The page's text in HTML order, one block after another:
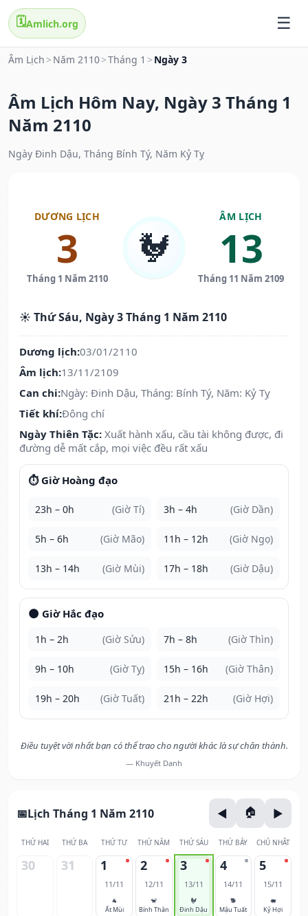
🗓️Amlich.org
Âm Lịch > Năm 2110>Tháng 1 > Ngày 3
Âm Lịch Hôm Nay, Ngày 3 Tháng 1
Năm 2110
Ngày Đinh Dậu, Tháng Bính Tý, Năm Kỷ Tỵ
DƯƠNG LỊCH
3
Tháng 1 Năm 2110
🐓
ÂM LỊCH
13
Tháng 11 Năm 2109
☀️ Thứ Sáu, Ngày 3 Tháng 1 Năm 2110
Dương lịch:03/01/2110
Âm lịch:13/11/2109
Can chi:Ngày: Đinh Dậu, Tháng: Bính Tý, Năm: Kỷ Tỵ
Tiết khí:Đông chí
Ngày Thiên Tặc: Xuất hành xấu, cầu tài không được, đi
đường dễ mất cắp, mọi việc đều rất xấu
⏱️ Giờ Hoàng đạo
23h – 0h (Giờ Tí) 3h – 4h (Giờ Dần)
5h – 6h (Giờ Mão) 11h – 12h (Giờ Ngọ)
13h – 14h (Giờ Mùi) 17h – 18h (Giờ Dậu)
🌑 Giờ Hắc đạo
1h – 2h (Giờ Sửu) 7h – 8h (Giờ Thìn)
9h – 10h (Giờ Tỵ) 15h – 16h (Giờ Thân)
19h – 20h (Giờ Tuất) 21h – 22h (Giờ Hợi)
Điều tuyệt vời nhất bạn có thể trao cho người khác là sự chân thành.
— Khuyết Danh
Lịch Tháng 1 Năm 2110
THỨ HAI THỨ BA THỨ TƯ THỨ NĂM THỨ SÁU THỨ BẢY CHỦ NHẬT
30 31 1
11/11
🐐
Ất Mùi
2
12/11
🐒
Bính Thân
3
13/11
🐓
Đinh Dậu
4
14/11
🐕
Mậu Tuất
5
15/11
🐖
Kỷ Hợi